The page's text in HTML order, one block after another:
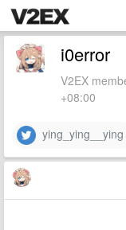
i0error
V2EX
+08:00
ying_ying__ying